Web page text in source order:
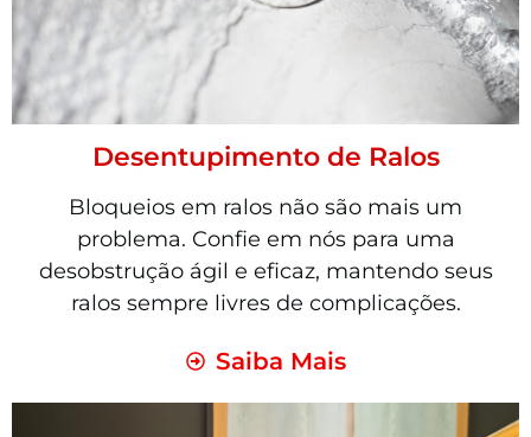
Desentupimento de Ralos
Bloqueios em ralos não são mais um
problema. Confie em nós para uma
desobstrução ágil e eficaz, mantendo seus
ralos sempre livres de complicações.
Saiba Mais